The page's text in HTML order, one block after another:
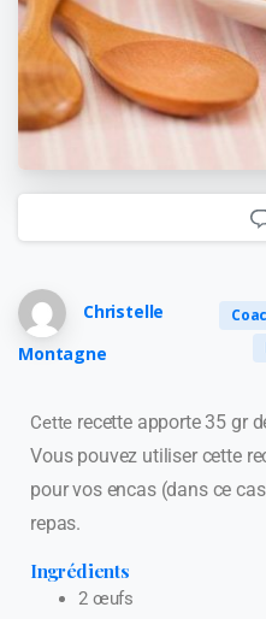
Christelle
Montagne
Cette recette apporte 35 gr
Vous pouvez utiliser cette
pour vos encas (dans ce
repas.
Ingrédients
2 œufs